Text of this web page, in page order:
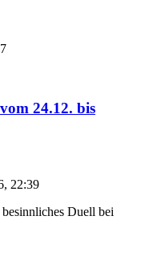
24.12. bis
22:39
Duell bei